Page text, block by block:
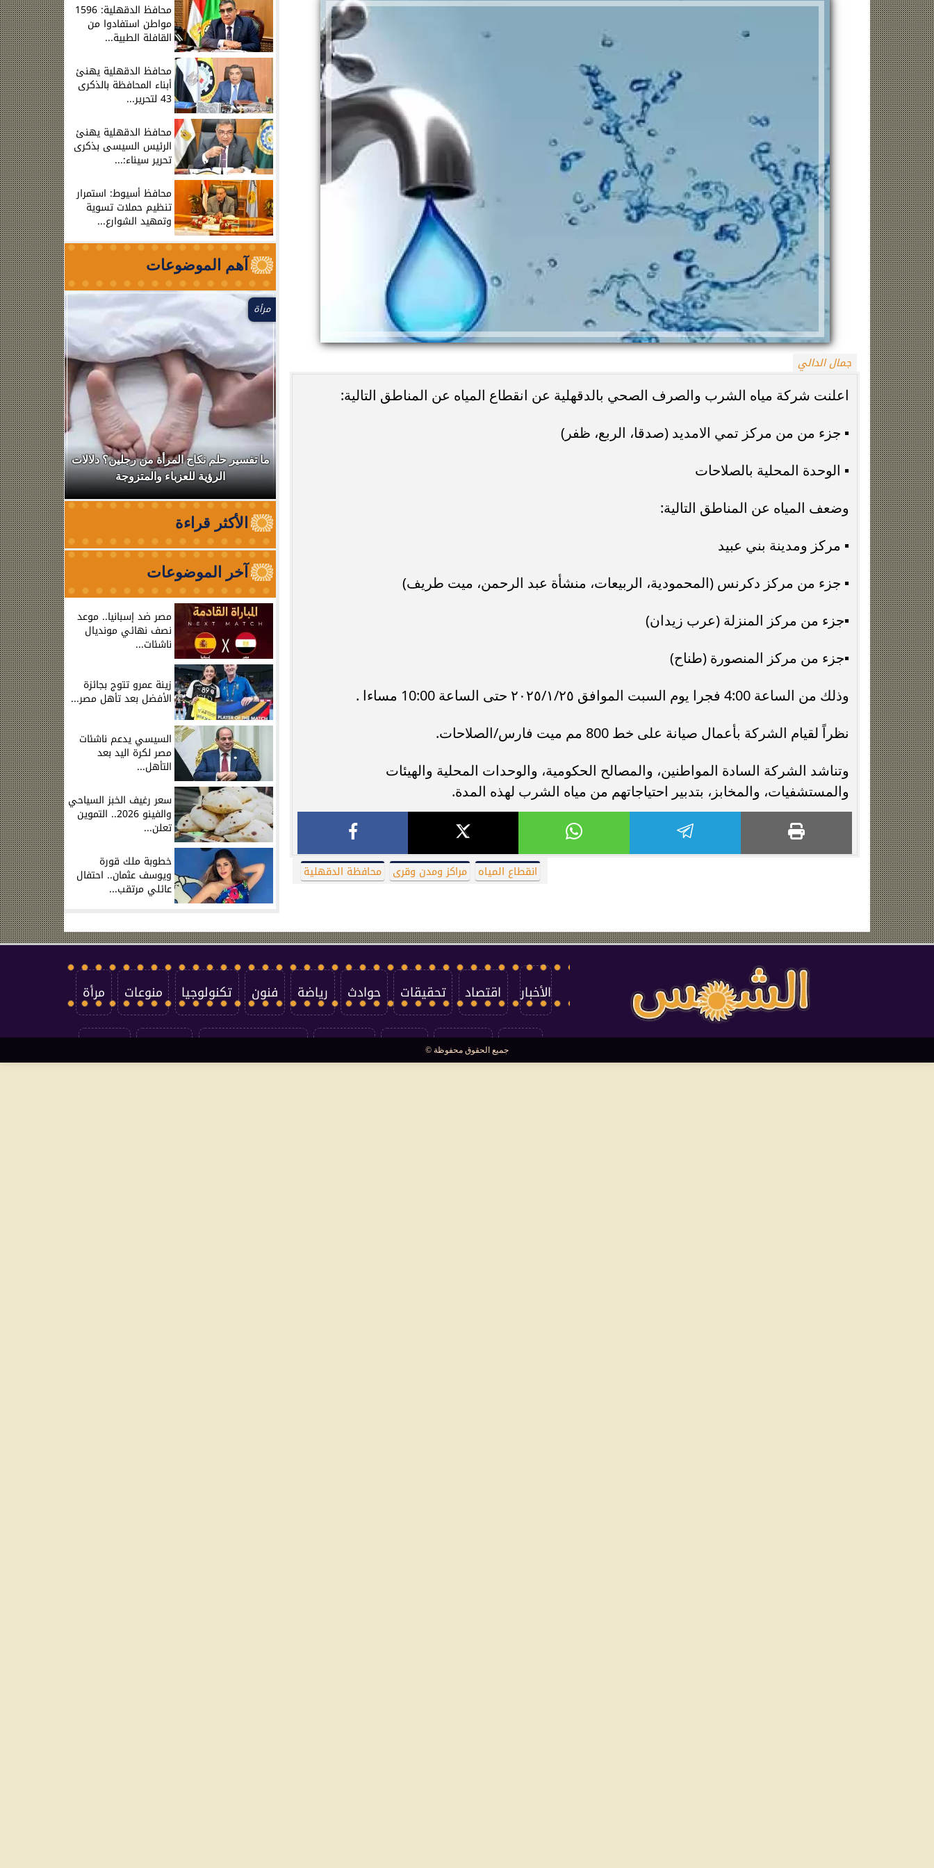
جمال الدالي
اعلنت شركة مياه الشرب والصرف الصحي بالدقهلية عن انقطاع المياه عن المناطق التالية:
▪️ جزء من من مركز تمي الامديد (صدقا، الربع، ظفر)
▪️ الوحدة المحلية بالصلاحات
وضعف المياه عن المناطق التالية:
▪️ مركز ومدينة بني عبيد
▪️ جزء من مركز دكرنس (المحمودية، الربيعات، منشأة عبد الرحمن، ميت طريف)
▪️جزء من مركز المنزلة (عرب زيدان)
▪️جزء من مركز المنصورة (طناح)
وذلك من الساعة 4:00 فجرا يوم السبت الموافق ٢٠٢٥/١/٢٥ حتى الساعة 10:00 مساءا .
نظراً لقيام الشركة بأعمال صيانة على خط 800 مم ميت فارس/الصلاحات.
وتناشد الشركة السادة المواطنين، والمصالح الحكومية، والوحدات المحلية والهيئات
والمستشفيات، والمخابز، بتدبير احتياجاتهم من مياه الشرب لهذه المدة.
انقطاع المياه مراكز ومدن وقرى محافظة الدقهلية
محافظ الدقهلية: 1596
مواطن استفادوا من
القافلة الطبية...
محافظ الدقهلية يهنئ
أبناء المحافظة بالذكرى
43 لتحرير...
محافظ الدقهلية يهنئ
الرئيس السيسى بذكرى
تحرير سيناء:...
محافظ أسيوط: استمرار
تنظيم حملات تسوية
وتمهيد الشوارع...
آهم الموضوعات
زينة عمرو تتوج بجائزة الأفضل بعد تأهل مصر
التاريخي لنصف نهائي مونديال...
مرأة
ما تفسير حلم نكاح المرأة من رجلين؟ دلالات
الرؤية للعزباء والمتزوجة
نقابة
من
الأكثر قراءة
آخر الموضوعات
مصر ضد إسبانيا.. موعد
نصف نهائي مونديال
ناشئات...
زينة عمرو تتوج بجائزة
الأفضل بعد تأهل مصر...
السيسي يدعم ناشئات
مصر لكرة اليد بعد
التأهل...
سعر رغيف الخبز السياحي
والفينو 2026.. التموين
تعلن...
خطوبة ملك قورة
ويوسف عثمان.. احتفال
عائلي مرتقب...
الأخبار اقتصاد تحقيقات حوادث رياضة فنون تكنولوجيا منوعات مرأة
العالم سوشيال
جميع الحقوق محفوظة ©